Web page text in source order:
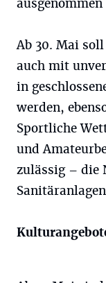
Ab 30. Mai
auch mit
in
werden,
Sportliche
und
zulässig – die